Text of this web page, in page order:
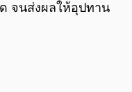
ด จนส่งผลให้อุปทาน